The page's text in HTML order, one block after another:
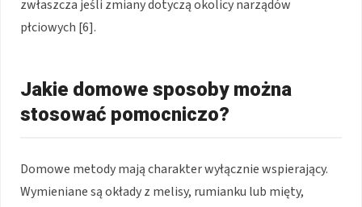
zwłaszcza jeśli zmiany dotyczą okolicy narządów
płciowych [6].
Jakie domowe sposoby można
stosować pomocniczo?
Domowe metody mają charakter wyłącznie wspierający.
Wymieniane są okłady z melisy, rumianku lub mięty,